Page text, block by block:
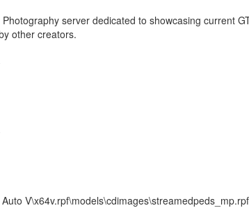
server dedicated to showcasing current
other creators.